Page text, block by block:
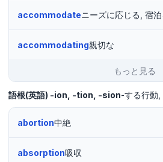
accommodateニーズに応じる, 宿
accommodating親切な
もっと見る
語根(英語) -ion, -tion, -sion-する行動
abortion中絶
absorption吸収